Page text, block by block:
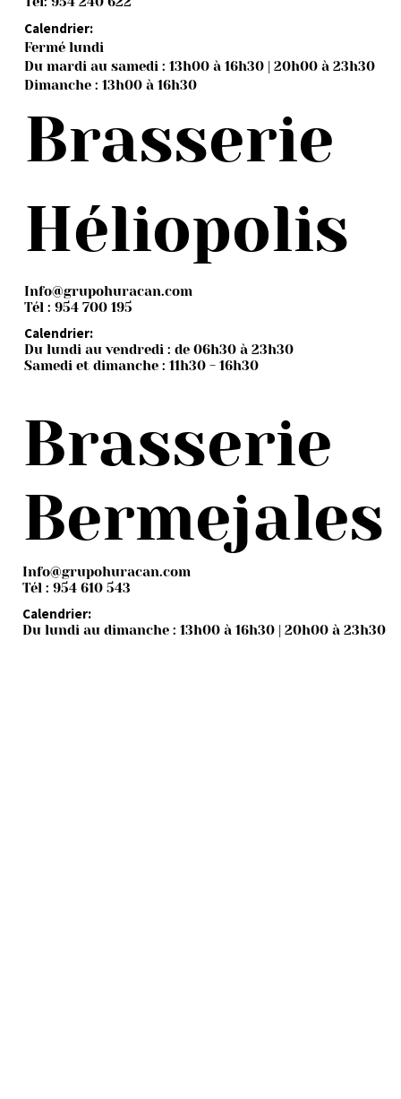
Calendrier:
Fermé lundi
Du mardi au samedi : 13h00 à 16h30 | 20h00 à 23h30
Dimanche : 13h00 à 16h30
Brasserie
Héliopolis
Info@grupohuracan.com
Tél : 954 700 195
Calendrier:
Du lundi au vendredi : de 06h30 à 23h30
Samedi et dimanche : 11h30 - 16h30
Brasserie
Bermejales
Info@grupohuracan.com
Tél : 954 610 543
Calendrier:
Du lundi au dimanche : 13h00 à 16h30 | 20h00 à 23h30